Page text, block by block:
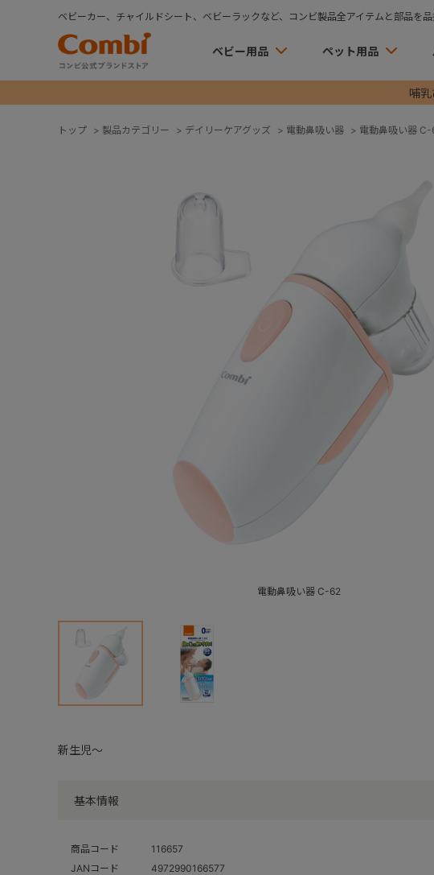
ベビーカー、チャイルドシート、ベビーラックなど、コンビ製品全アイテムと部品を品
ベビー用品 ペット用品
哺
トップ > 製品カテゴリー > デイリーケアグッズ > 電動鼻吸い器 > 電動鼻吸い器 C-
電動鼻吸い器 C-62
基本情報
商品コード
116657
JANコード
4972990166577
新生児～